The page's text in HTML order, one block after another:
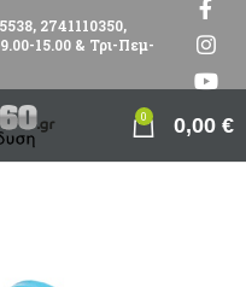
2741110350,
15.00 & Τρι-Πεμ-
0 0,00 €